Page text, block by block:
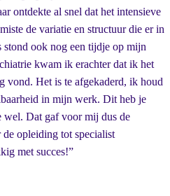
ontdekte al snel dat het intensieve
de variatie en structuur die er in
ook nog een tijdje op mijn
kwam ik erachter dat ik het
vond. Het is te afgekaderd, ik houd
in mijn werk. Dit heb je
wel. Dat gaf voor mij dus de
opleiding tot specialist
met succes!”